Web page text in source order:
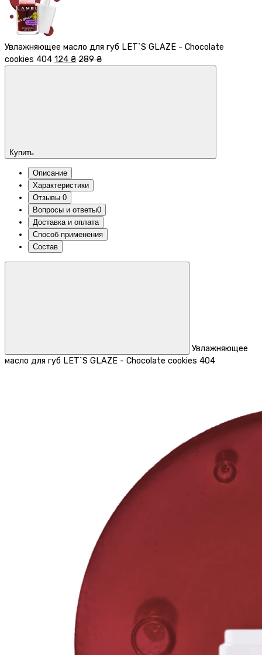
Увлажняющее масло для губ LET`S GLAZE - Chocolate
cookies 404 124 ₴ 289 ₴
Купить
Описание
Характеристики
Отзывы 0
Вопросы и ответы0
Доставка и оплата
Способ применения
Состав
Увлажняющее
масло для губ LET`S GLAZE - Chocolate cookies 404